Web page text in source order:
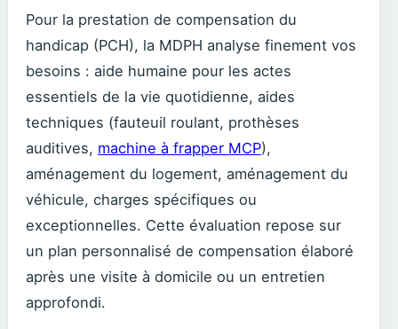
Pour la prestation de compensation du
handicap (PCH), la MDPH analyse finement vos
besoins : aide humaine pour les actes
essentiels de la vie quotidienne, aides
techniques (fauteuil roulant, prothèses
auditives, machine à frapper MCP),
aménagement du logement, aménagement du
véhicule, charges spécifiques ou
exceptionnelles. Cette évaluation repose sur
un plan personnalisé de compensation élaboré
après une visite à domicile ou un entretien
approfondi.